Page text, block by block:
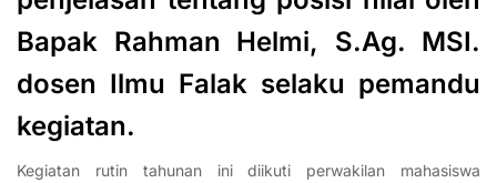
Bapak Rahman Helmi, S.Ag. MSI.
dosen Ilmu Falak selaku pemandu
kegiatan.
Kegiatan rutin tahunan ini diikuti perwakilan mahasiswa